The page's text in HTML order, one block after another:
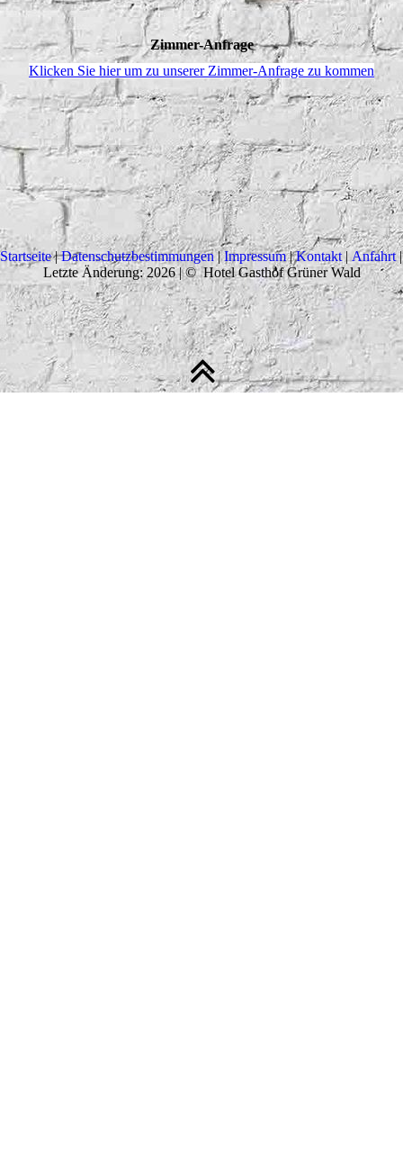
Zimmer-Anfrage
Klicken Sie hier um zu unserer Zimmer-Anfrage zu kommen
Startseite|Datenschutzbestimmungen|Impressum|Kontakt|Anfahrt
Letzte Änderung: 2026 | © Hotel Gasthof Grüner Wald